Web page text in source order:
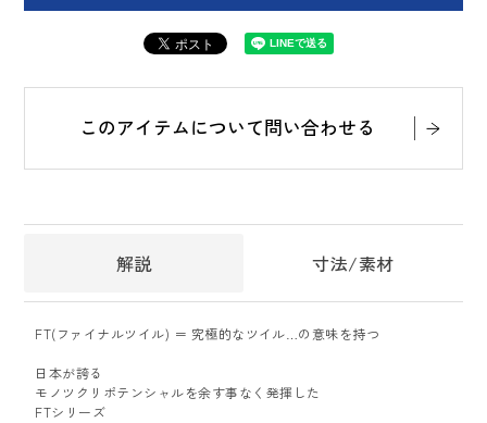
このアイテムについて問い合わせる
解説 寸法/素材
FT(ファイナルツイル) ＝ 究極的なツイル…の意味を持つ
日本が誇る
モノツクリポテンシャルを余す事なく発揮した
FTシリーズ